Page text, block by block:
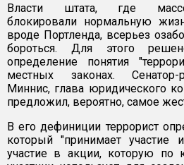
Власти штата, где
блокировали нормальную
вроде Портленда, всерьез
бороться. Для этого
определение понятия
местных законах.
Миннис, глава юридического
предложил, вероятно, самое
В его дефиниции террорист
который "принимает участие
участие в акции, которую по